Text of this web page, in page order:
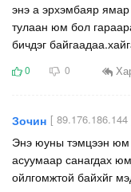
энэ а эрхэмбаяр ямар
тулаан юм бол
бичдэг
0 0
Зочин [ 89.176.186.144
Энэ юуны тэмцээн юм
асуумаар санагдах
ойлгомжтой байхйг